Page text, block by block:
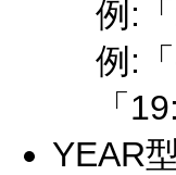
例:
例:
「
YEAR型